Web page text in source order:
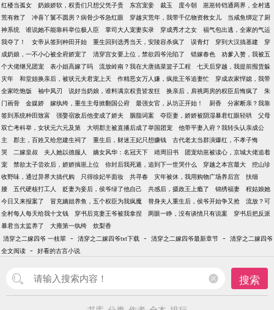
红楼当孤女
奶娘娇软，权贵们只想父凭子贵 东宫宠妾 裁玉 度今朝
崽崽铃铛通两界，全村逃
荒有救了
冲喜丫鬟不圆房？病骨少爷急红眼 穿越灾荒年，我带千亿物资救女儿
当咸鱼绑定了厨
神系统
谁说她不能靠科举位极人臣 掌司大人宠妻实录 穿成秀才之女
福气包出逃，全家的气运
我夺了！
女帝从签到种田开始 重生回到选秀当天，安陵容杀疯了 误青灯 穿到大汉搞基建
穿
成奶娘，一不小心被全府娇宠了
清穿宫女要上位，禁欲四爷沦陷了 错嫁春色
劝爹入赘，我被五
个大佬继兄团宠
表小姐高嫁了吗 流放岭南？我在大唐搞菜篮子工程
七天后穿越，我提前囤货躲
灾年
和堂姐换亲后，被状元夫君宠上天 作精恶女万人嫌，疯批王爷追妻忙
穿成农家悍媳，我带
全家吃饱饭
袖中凤刃 说好当奶娘，谁料满京权贵皆发狂 换亲后，肩祧两房的权臣后悔疯了
朱
门画骨
金媒娇 嫁纨绔，重生主母掀翻国公府 最强女官，从坊正开始！ 厨香
分家断亲？我靠
签到系统种田致富
强娶宿敌后他变成了娇夫 胭脂词案 夺臣妻，娇娇被阴湿暴君红眼轻哄
父母
双亡考科举，女状元六元及第
大明郡主被直播后成了举国团宠
他带平妻入府？我转头认亲成公
主
郡主，百姓又给您建生祠了 重生后，财迷王妃只想赚钱
古代老太当群演爆红，不孝子悔
哭
二嫁皇叔 夫人她以德服人 嫡女风华：名冠天下 靖周旧书
团宠幼崽被读心，京城大佬追着
宠
禁欲太子尝欢后，娇娇揣崽上位 你封后我死遁，追到下一世哭什么 穿越之本宫最大
挖山珍
收野味，通过异界大搞代购
只得徐妃半面妆 共寻春 灾年被休，我用购物广场养后宫
扶细
腰
五代硬核打工人 贬妻为妾后，侯爷绿了他自己 共感后，摄政王上瘾了 锦绣福妻
程姑娘她
今日又来报案了
冒充嫡姐养鱼，五个权臣为我疯魔 替身夫人重生后，侯爷开始争又抢
流放？可
全村每人每天给我十文钱
穿书后克妻王爷被我拿捏 两眼一睁，没有谈情只有说案
穿书后把反派
暴君当太监养了
大雍第一纨绔
炊梨香
清穿之二嫁四爷 一枝翠 - 清穿之二嫁四爷txt下载 - 清穿之二嫁四爷最新章节 - 清穿之二嫁四爷
全文阅读 - 好看的古言小说
搜索